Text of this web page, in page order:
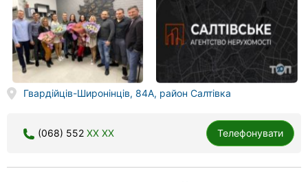
Львів
Кривий
Ріг
Полтава
Чернігів
Гвардійців-Широнінців, 84А, район Салтівка
(068) 552 XX XX Телефонувати